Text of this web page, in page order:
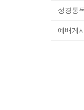
성경통
예배게